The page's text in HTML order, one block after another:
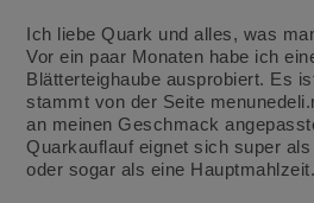
Ich liebe Quark und alles, was
Vor ein paar Monaten habe ich
Blätterteighaube ausprobiert. Es
stammt von der Seite
an meinen Geschmack
Quarkauflauf eignet sich super
oder sogar als eine Hauptmahlzeit.